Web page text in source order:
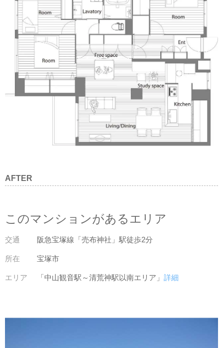
AFTER
このマンションがあるエリア
交通 阪急宝塚線「売布神社」駅徒歩2分
所在 宝塚市
エリア 「中山観音駅～清荒神駅以南エリア」詳細